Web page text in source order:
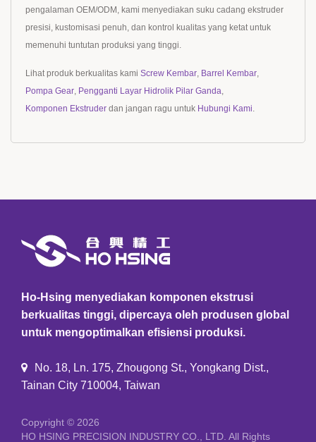
pengalaman OEM/ODM, kami menyediakan suku cadang ekstruder
presisi, kustomisasi penuh, dan kontrol kualitas yang ketat untuk
memenuhi tuntutan produksi yang tinggi.
Lihat produk berkualitas kami Screw Kembar, Barrel Kembar,
Pompa Gear, Pengganti Layar Hidrolik Pilar Ganda,
Komponen Ekstruder dan jangan ragu untuk Hubungi Kami.
Ho-Hsing menyediakan komponen ekstrusi
berkualitas tinggi, dipercaya oleh produsen global
untuk mengoptimalkan efisiensi produksi.
No. 18, Ln. 175, Zhougong St., Yongkang Dist.,
Tainan City 710004, Taiwan
Copyright © 2026
HO HSING PRECISION INDUSTRY CO., LTD. All Rights